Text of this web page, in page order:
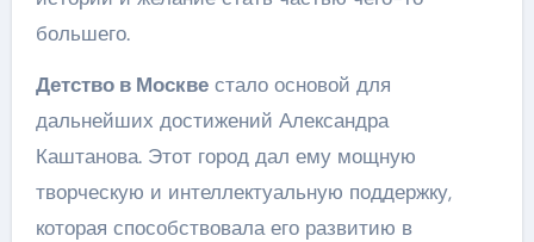
большего.
Детство в Москвестало основой для
дальнейших достижений Александра
Каштанова. Этот город дал ему мощную
творческую и интеллектуальную поддержку,
которая способствовала его развитию в